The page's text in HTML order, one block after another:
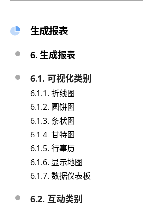
生成报表
6. 生成报表
6.1. 可视化类别
6.1.1. 折线图
6.1.2. 圆饼图
6.1.3. 条状图
6.1.4. 甘特图
6.1.5. 行事历
6.1.6. 显示地图
6.1.7. 数据仪表板
6.2. 互动类别